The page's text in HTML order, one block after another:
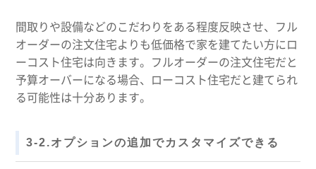
間取りや設備などのこだわりをある程度反映させ、フル
オーダーの注文住宅よりも低価格で家を建てたい方にロ
ーコスト住宅は向きます。フルオーダーの注文住宅だと
予算オーバーになる場合、ローコスト住宅だと建てられ
る可能性は十分あります。
3-2.オプションの追加でカスタマイズできる